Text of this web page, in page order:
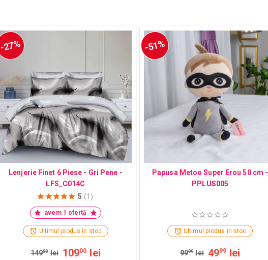
-27%
Lenjerie Finet 6 Piese - Gri Pene -
LFS_C014C
5 (1)
avem 1 ofertă
Ultimul produs în stoc
14900 lei 10900 lei
-51%
Papusa Metoo Super Erou 50 cm -
PPLUS005
Ultimul produs în stoc
9999 lei 4999 lei